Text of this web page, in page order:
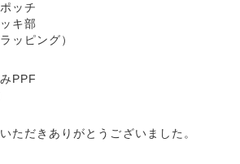
ッチ
キ部
ッピング）
PPF
ただきありがとうございました。